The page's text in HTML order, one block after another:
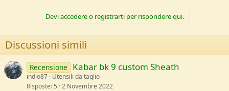
n
s
:
Devi accedere o registrarti per rispondere qui.
Discussioni simili
Recensione Kabar bk 9 custom Sheath
indio87 Utensili da taglio
Risposte 5 2 Novembre 2022